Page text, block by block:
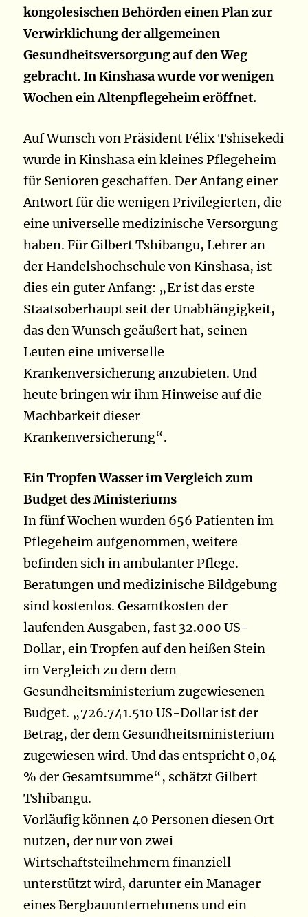
kongolesischen Behörden einen Plan zur
Verwirklichung der allgemeinen
Gesundheitsversorgung auf den Weg
gebracht. In Kinshasa wurde vor wenigen
Wochen ein Altenpflegeheim eröffnet.
Auf Wunsch von Präsident Félix Tshisekedi
wurde in Kinshasa ein kleines Pflegeheim
für Senioren geschaffen. Der Anfang einer
Antwort für die wenigen Privilegierten, die
eine universelle medizinische Versorgung
haben. Für Gilbert Tshibangu, Lehrer an
der Handelshochschule von Kinshasa, ist
dies ein guter Anfang: „Er ist das erste
Staatsoberhaupt seit der Unabhängigkeit,
das den Wunsch geäußert hat, seinen
Leuten eine universelle
Krankenversicherung anzubieten. Und
heute bringen wir ihm Hinweise auf die
Machbarkeit dieser
Krankenversicherung“.
Ein Tropfen Wasser im Vergleich zum
Budget des Ministeriums
In fünf Wochen wurden 656 Patienten im
Pflegeheim aufgenommen, weitere
befinden sich in ambulanter Pflege.
Beratungen und medizinische Bildgebung
sind kostenlos. Gesamtkosten der
laufenden Ausgaben, fast 32.000 US-
Dollar, ein Tropfen auf den heißen Stein
im Vergleich zu dem dem
Gesundheitsministerium zugewiesenen
Budget. „726.741.510 US-Dollar ist der
Betrag, der dem Gesundheitsministerium
zugewiesen wird. Und das entspricht 0,04
% der Gesamtsumme“, schätzt Gilbert
Tshibangu.
Vorläufig können 40 Personen diesen Ort
nutzen, der nur von zwei
Wirtschaftsteilnehmern finanziell
unterstützt wird, darunter ein Manager
eines Bergbauunternehmens und ein